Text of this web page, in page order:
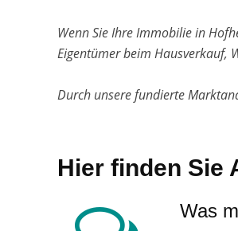
Wenn Sie Ihre Immobilie in
Eigentümer beim Hausverkauf,
Durch unsere fundierte
Hier finden Sie
Was